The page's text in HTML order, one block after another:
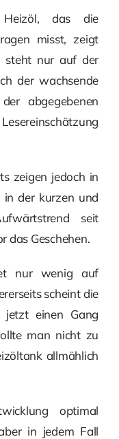
Heizöl, das die
misst, zeigt
steht nur auf der
der wachsende
abgegebenen
zeigen jedoch in
in der kurzen und
seit
das Geschehen.
nur wenig auf
scheint die
jetzt einen Gang
man nicht zu
allmählich
optimal
in jedem Fall